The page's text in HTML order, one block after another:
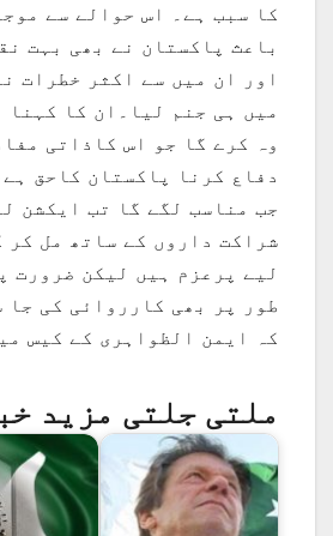
کا سبب ہے۔ اس حوالے سے
باعث پاکستان نے بھی بہت
اور ان میں سے اکثر خطرات
میں ہی جنم لیا۔ان کا کہنا
وہ کرے گا جو اس کاذاتی
دفاع کرنا پاکستان کاحق
جب مناسب لگے گا تب ایکشن
شراکت داروں کے ساتھ مل کر
لیے پرعزم ہیں لیکن ضرورت
طور پر بھی کارروائی کی جا
کہ ایمن الظواہری کے کیس
ملتی جلتی مزید